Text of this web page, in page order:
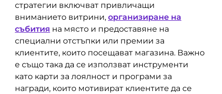
стратегии включват привличащи
вниманието витрини, организиране на
събития на място и предоставяне на
специални отстъпки или премии за
клиентите, които посещават магазина. Важно
е също така да се използват инструменти
като карти за лоялност и програми за
награди, които мотивират клиентите да се